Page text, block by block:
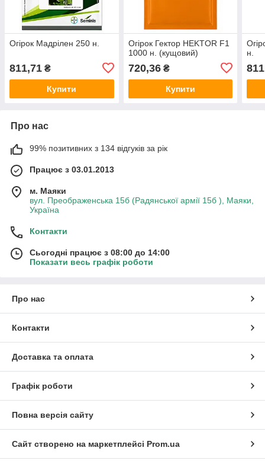
Огірок Мадрілен 250 н.
811,71 ₴
Купити
Огірок Гектор НEKTOR F1
1000 н. (кущовий)
720,36₴
Купити
н.
Про нас
99% позитивних з 134 відгуків за рік
Працює з 03.01.2013
м. Маяки
вул. Преображенська 15б (Радянської армії 15б ), Маяки,
Україна
Контакти
Сьогодні працює з 08:00 до 14:00
Показати весь графік роботи
Про нас
Контакти
Доставка та оплата
Графік роботи
Повна версія сайту
Сайт створено на маркетплейсі Prom.ua